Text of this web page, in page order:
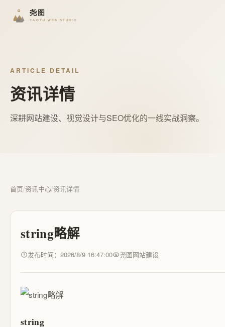
ARTICLE DETAIL
资讯详情
深耕网站建设、视觉设计与SEO优化的一线实战洞察。
首页/资讯中心/资讯详情
string略解
发布时间：2026/8/9 16:47:00 尧图网站建设
string